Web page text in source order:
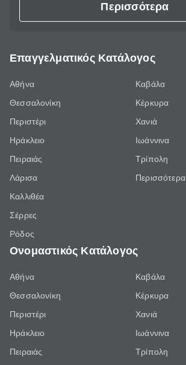
Περισσότερα
Επαγγελματικός Κατάλογος
Αθήνα
Θεσσαλονίκη
Περιστέρι
Ηράκλειο
Πειραιάς
Λάρισα
Καλλιθέα
Σέρρες
Ρόδος
Καβάλα
Κέρκυρα
Χανιά
Ιωάννινα
Τρίπολη
Περισσότερα
Ονομαστικός Κατάλογος
Αθήνα
Θεσσαλονίκη
Περιστέρι
Ηράκλειο
Πειραιάς
Καβάλα
Κέρκυρα
Χανιά
Ιωάννινα
Τρίπολη